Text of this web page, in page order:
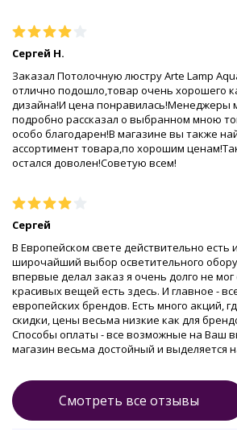
Сергей Н.
Заказал Потолочную люстру Arte Lamp
отлично подошло,товар очень хорошего
дизайна!И цена понравилась!Менеджеры
подробно рассказал о выбранном мною
особо благодарен!В магазине вы также
ассортимент товара,по хорошим
остался доволен!Советую всем!
Сергей
В Европейском свете действительно есть
широчайший выбор осветительного
впервые делал заказ я очень долго не мог
красивых вещей есть здесь. И главное -
европейских брендов. Есть много акций,
скидки, цены весьма низкие как для
Способы оплаты - все возможные на Ваш
магазин весьма достойный и выделяется
Смотреть все отзывы